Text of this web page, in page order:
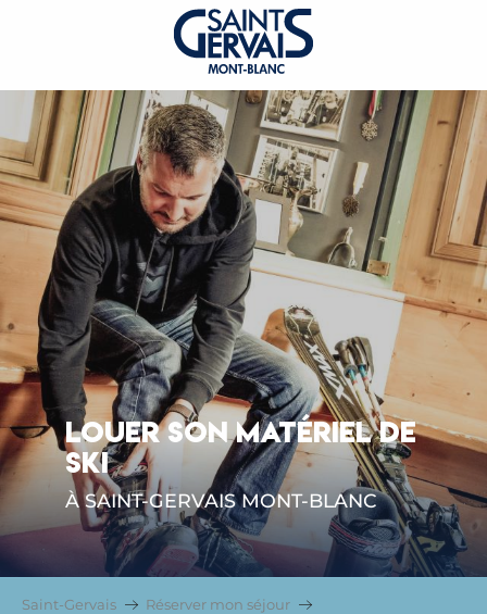
LOUER SON MATÉRIEL DE
SKI
À SAINT-GERVAIS MONT-BLANC
Saint-Gervais
Réserver mon séjour